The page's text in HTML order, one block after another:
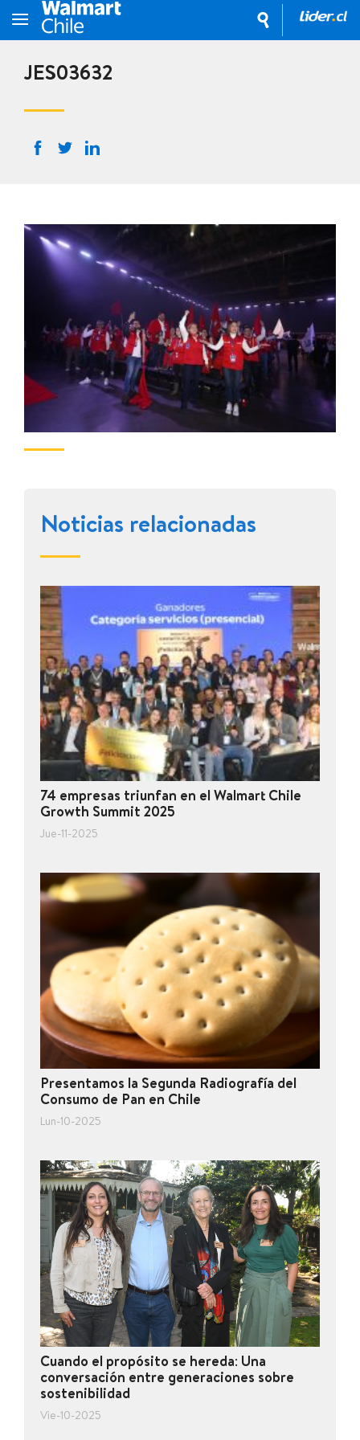
JES03632
Noticias relacionadas
74 empresas triunfan en el Walmart Chile
Growth Summit 2025
Jue-11-2025
Presentamos la Segunda Radiografía del
Consumo de Pan en Chile
Lun-10-2025
Cuando el propósito se hereda: Una
conversación entre generaciones sobre
sostenibilidad
Vie-10-2025